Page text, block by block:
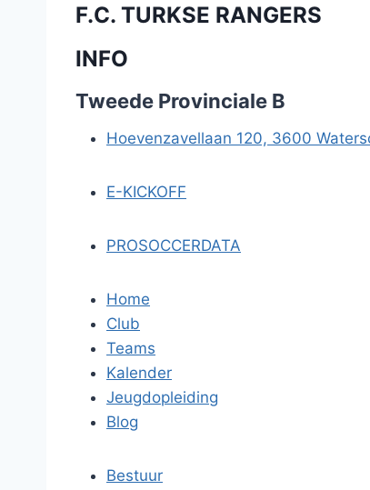
F.C. TURKSE RANGERS
INFO
Tweede Provinciale B
Hoevenzavellaan 120, 3600
E-KICKOFF
PROSOCCERDATA
Home
Club
Teams
Kalender
Jeugdopleiding
Blog
Bestuur